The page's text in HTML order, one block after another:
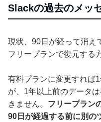
Slackの過去のメッ
現状、90日が経って消え
フリープランで復元する
有料プランに変更すれば
が、1年以上前のデータ
きません。 フリープラン
90日が経過する前に別の